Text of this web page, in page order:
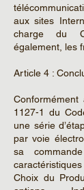
aux sites
charge du
également, les
Article 4 :
Conformément
1127-1 du
une série
par voie
sa
Choix du